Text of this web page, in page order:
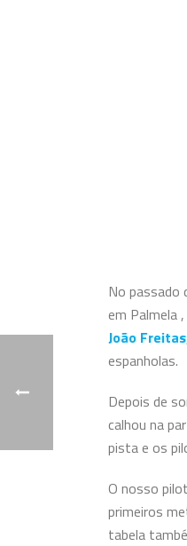
No passado
em Palmela
João Freitas
espanholas.
Depois de
calhou na
pista e os
O nosso
primeiros
tabela